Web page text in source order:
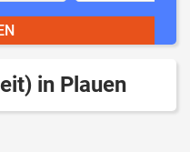
in Plauen